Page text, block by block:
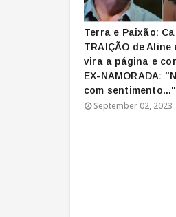
Terra e Paixão:
TRAIÇÃO de
vira a página e
EX-NAMORADA:
com sentimento..."
September 02, 2023